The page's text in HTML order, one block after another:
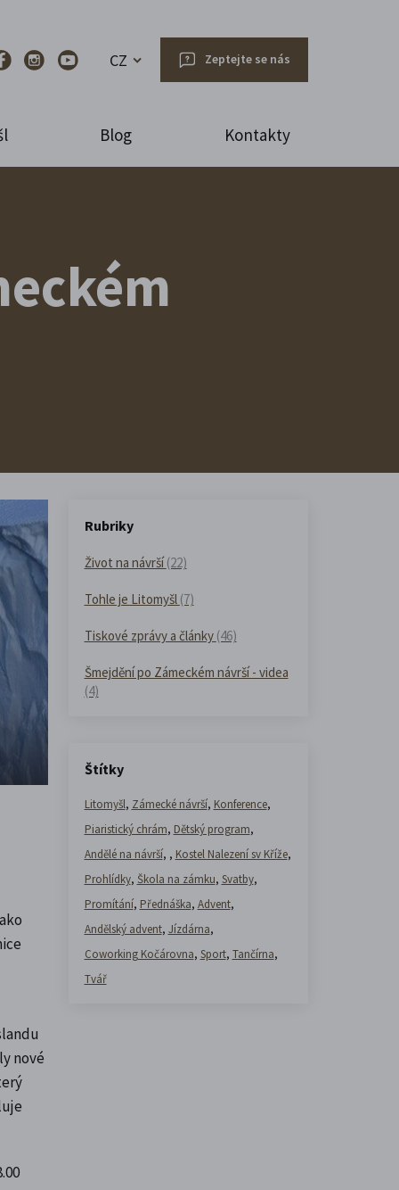
CZ Zeptejte se nás
Blog Kontakty
nové
Rubriky
Život na návrší(22)
Tohle je Litomyšl (7)
Tiskové zprávy a články (46)
Šmejdění po Zámeckém návrší - videa
(4)
Štítky
Litomyšl, Zámecké návrší, Konference,
Piaristický chrám, Dětský program,
Andělé na návrší, , Kostel Nalezení sv Kříže,
Prohlídky, Škola na zámku, Svatby,
Promítání, Přednáška, Advent,
Andělský advent, Jízdárna,
Coworking Kočárovna, Sport, Tančírna,
Tvář